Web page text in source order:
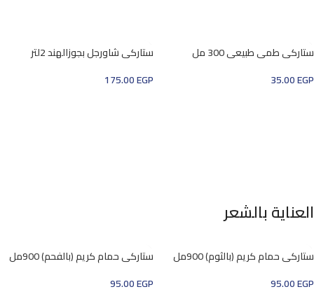
ستاركي طمي طبيعي 300 مل
35.00EGP
ستاركي شاورجل بجوزالهند 2لتر
175.00EGP
العناية بالشعر
ستاركي حمام كريم (بالثوم) 900مل
95.00EGP
ستاركي حمام كريم (بالفحم) 900مل
95.00EGP